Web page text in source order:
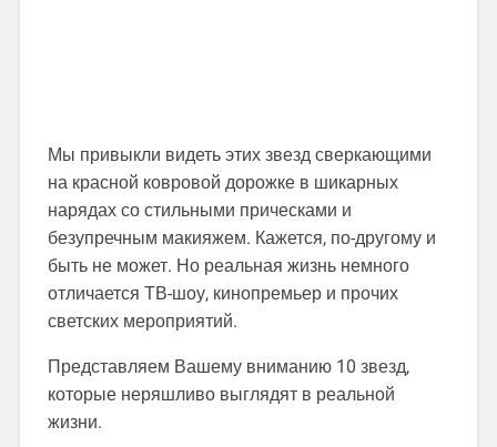
Мы привыкли видеть этих звезд сверкающими
на красной ковровой дорожке в шикарных
нарядах со стильными прическами и
безупречным макияжем. Кажется, по-другому и
быть не может. Но реальная жизнь немного
отличается ТВ-шоу, кинопремьер и прочих
светских мероприятий.
Представляем Вашему вниманию 10 звезд,
которые неряшливо выглядят в реальной
жизни.